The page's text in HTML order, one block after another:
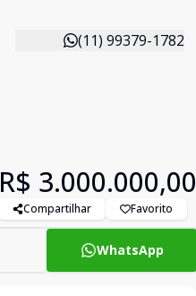
(11) 99379-1782
R$ 3.000.000,00
Compartilhar Favorito
WhatsApp